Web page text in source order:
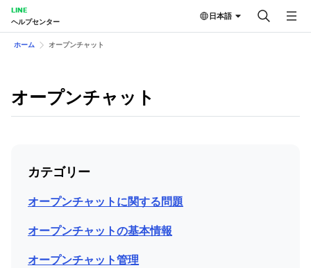
LINE
ヘルプセンター
日本語
ホーム オープンチャット
オープンチャット
カテゴリー
オープンチャットに関する問題
オープンチャットの基本情報
オープンチャット管理